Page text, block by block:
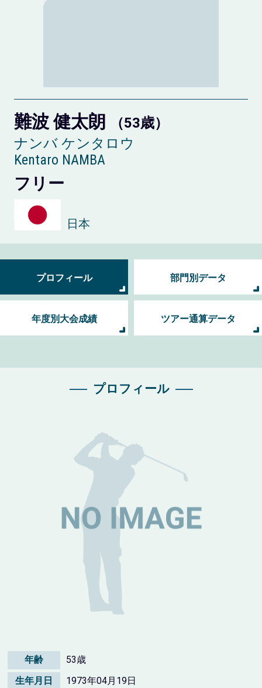
難波 健太朗
（53歳）
ナンバ ケンタロウ
Kentaro NAMBA
フリー
日本
プロフィール 部門別データ
年度別大会成績 ツアー通算データ
プロフィール
年齢
53歳
生年月日
1973年04月19日